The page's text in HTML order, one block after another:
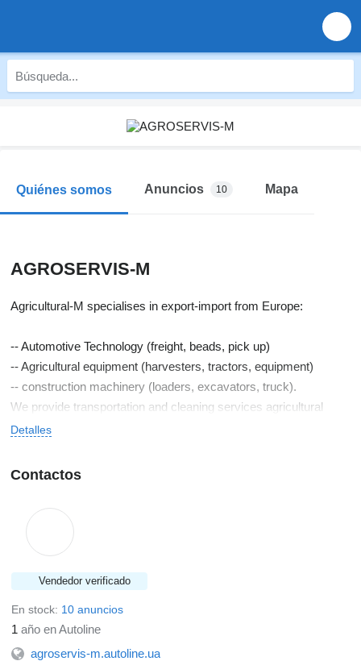
Quiénes somos Anuncios 10 Mapa
AGROSERVIS-M
Agricultural-M specialises in export-import from Europe:
-- Automotive Technology (freight, beads, pick up)
-- Agricultural equipment (harvesters, tractors, equipment)
-- construction machinery (loaders, excavators, truck).
We provide transportation and cleaning services agricultural
crops. Accept orders for spare parts for farm machinery and
Detalles
Contactos
Vendedor verificado
En stock: 10 anuncios
1 año en Autoline
agroservis-m.autoline.ua